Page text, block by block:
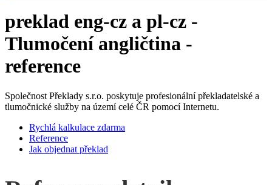
preklad eng-cz a pl-cz -
Tlumočení angličtina -
reference
Společnost Překlady s.r.o. poskytuje profesionální překladatelské a
tlumočnické služby na území celé ČR pomocí Internetu.
Rychlá kalkulace zdarma
Reference
Jak objednat překlad